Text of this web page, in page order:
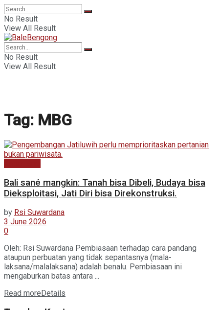
No Result
View All Result
No Result
View All Result
Tag: MBG
Bali sané mangkin: Tanah bisa Dibeli, Budaya bisa
Dieksploitasi, Jati Diri bisa Direkonstruksi.
by Rsi Suwardana
3 June 2026
0
Oleh: Rsi Suwardana Pembiasaan terhadap cara pandang
ataupun perbuatan yang tidak sepantasnya (mala-
laksana/malalaksana) adalah benalu. Pembiasaan ini
mengaburkan batas antara ...
Read more Details